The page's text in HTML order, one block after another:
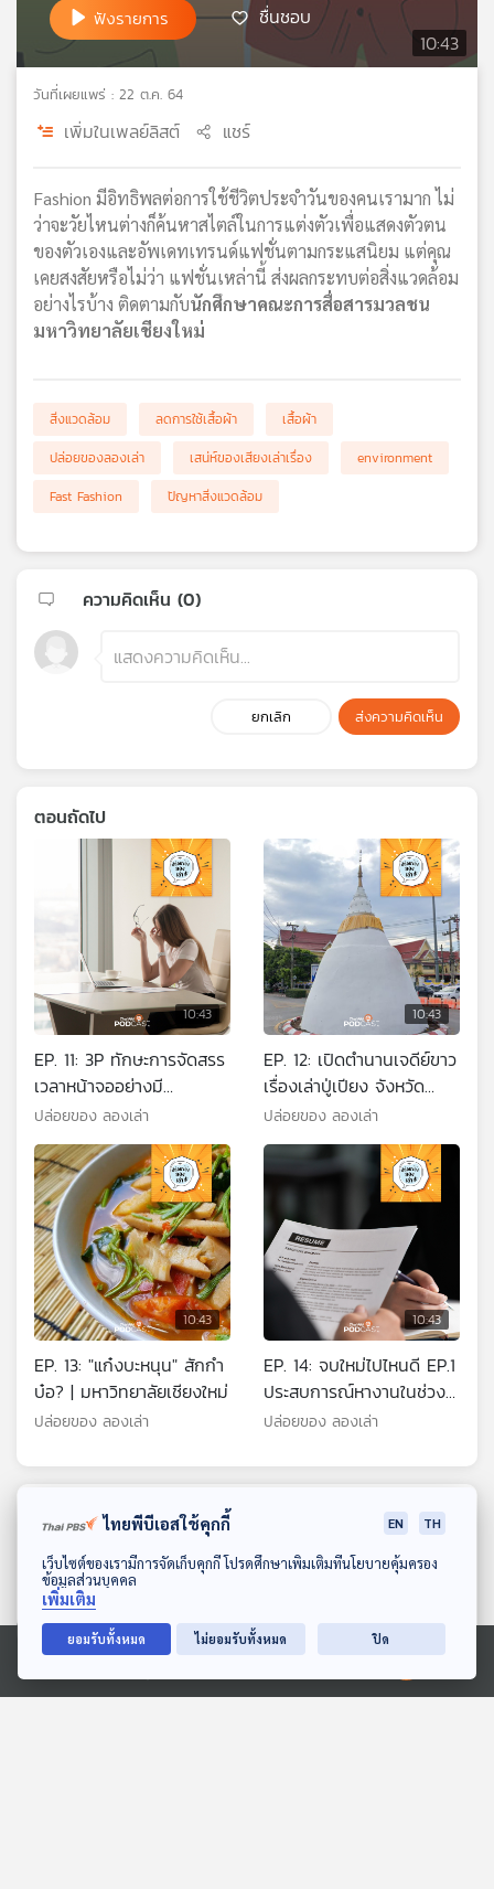
บี
เอส
วิทยุ
เครือ
ข่าย
ดาวน์โหลด Thai PBS Podcast Application
Ⓒ 2020 องค์การกระจายเสียงและแพร่ภาพสาธารณะแห่งประเทศไทย
10:43
ฟังรายการ ชื่นชอบ
วันที่เผยแพร่ : 22 ต.ค. 64
เพิ่มในเพลย์ลิสต์ แชร์
Fashion มีอิทธิพลต่อการใช้ชีวิตประจำวันของคนเรามาก ไม่
ว่าจะวัยไหนต่างก็ค้นหาสไตล์ในการแต่งตัวเพื่อแสดงตัวตน
ของตัวเองและอัพเดทเทรนด์แฟชั่นตามกระแสนิยม แต่คุณ
เคยสงสัยหรือไม่ว่า แฟชั่นเหล่านี้ ส่งผลกระทบต่อสิ่งแวดล้อม
อย่างไรบ้าง ติดตามกับนักศึกษาคณะการสื่อสารมวลชน
มหาวิทยาลัยเชียงใหม่
สิ่งแวดล้อม ลดการใช้เสื้อผ้า
เสื้อผ้า
ปล่อยของลองเล่า
เสน่ห์ของเสียงเล่าเรื่อง
environment
Fast Fashion
ปัญหาสิ่งแวดล้อม
ความคิดเห็น (0)
ยกเลิก ส่งความคิดเห็น
ตอนถัดไป
10:43
EP. 11: 3P ทักษะการจัดสรร
เวลาหน้าจออย่างมี
ประสิทธิภาพ | มหาวิทยาลัย
พายัพ
ปล่อยของ ลองเล่า
10:43
EP. 12: เปิดตำนานเจดีย์ขาว
เรื่องเล่าปู่เปียง จังหวัด
เชียงใหม่ | มหาวิทยาลัยแม่
โจ้
ปล่อยของ ลองเล่า
10:43
EP. 13: "แก๋งบะหนุน" สักกำ
บ๋อ? | มหาวิทยาลัยเชียงใหม่
ปล่อยของ ลองเล่า
10:43
EP. 14: จบใหม่ไปไหนดี EP.1
ประสบการณ์หางานในช่วง
COVID-19 | มหาวิทยาลัย
ปล่อยของ ลองเล่า
ตอนที่เกี่ยวข้องไทยพีบีเอสใช้คุกกี้ EN TH
เว็บไซต์ของเรามีการจัดเก็บคุกกี้ โปรดศึกษาเพิ่มเติมที่นโยบายคุ้มครอง
ข้อมูลส่วนบุคคล
เพิ่มเติม
ยอมรับทั้งหมด ไม่ยอมรับทั้งหมด ปิด